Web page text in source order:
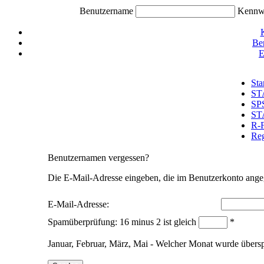
Benutzername
R-
Benutzernamen vergessen?
Die E-Mail-Adresse eingeben, die im Benutzerkonto
E-Mail-Adresse:
Spamüberprüfung: 16 minus 2 ist gleich
*
Januar, Februar, März, Mai - Welcher Monat wurde